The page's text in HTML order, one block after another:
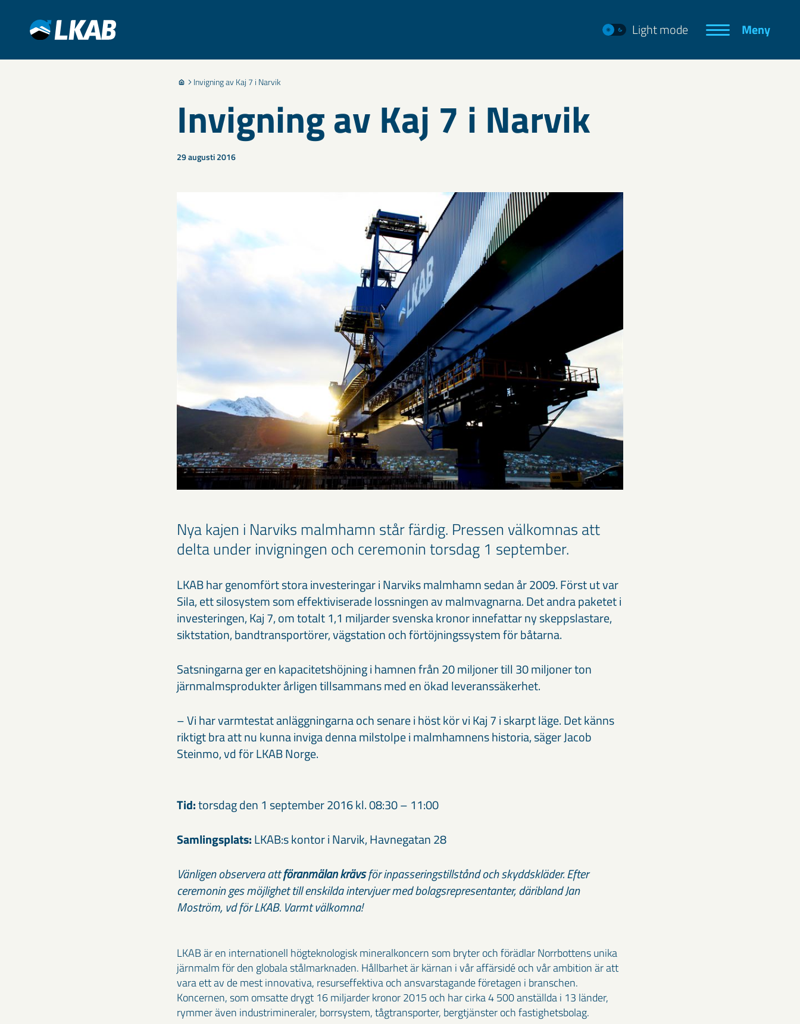
Light mode Meny
Invigning av Kaj 7 i Narvik
Invigning av Kaj 7 i Narvik
29 augusti 2016
Nya kajen i Narviks malmhamn står färdig. Pressen välkomnas att
delta under invigningen och ceremonin torsdag 1 september.
LKAB har genomfört stora investeringar i Narviks malmhamn sedan år 2009. Först ut var
Sila, ett silosystem som effektiviserade lossningen av malmvagnarna. Det andra paketet i
investeringen, Kaj 7, om totalt 1,1 miljarder svenska kronor innefattar ny skeppslastare,
siktstation, bandtransportörer, vägstation och förtöjningssystem för båtarna.
Satsningarna ger en kapacitetshöjning i hamnen från 20 miljoner till 30 miljoner ton
järnmalmsprodukter årligen tillsammans med en ökad leveranssäkerhet.
– Vi har varmtestat anläggningarna och senare i höst kör vi Kaj 7 i skarpt läge. Det känns
riktigt bra att nu kunna inviga denna milstolpe i malmhamnens historia, säger Jacob
Steinmo, vd för LKAB Norge.
Tid:torsdag den 1 september 2016 kl. 08:30 – 11:00
Samlingsplats:LKAB:s kontor i Narvik, Havnegatan 28
Vänligen observera attföranmälan krävsför inpasseringstillstånd och skyddskläder. Efter
ceremonin ges möjlighet till enskilda intervjuer med bolagsrepresentanter, däribland Jan
Moström, vd för LKAB. Varmt välkomna!
LKAB är en internationell högteknologisk mineralkoncern som bryter och förädlar Norrbottens unika
järnmalm för den globala stålmarknaden. Hållbarhet är kärnan i vår affärsidé och vår ambition är att
vara ett av de mest innovativa, resurseffektiva och ansvarstagande företagen i branschen.
Koncernen, som omsatte drygt 16 miljarder kronor 2015 och har cirka 4 500 anställda i 13 länder,
rymmer även industrimineraler, borrsystem, tågtransporter, bergtjänster och fastighetsbolag.